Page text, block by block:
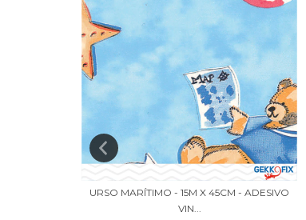
URSO MARÍTIMO - 15M X 45CM - ADESIVO
VIN...